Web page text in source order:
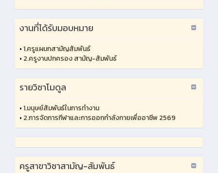
งานที่ได้รับมอบหมาย
•1.ครูแผนกสามัญสัมพันธ์
• 2.ครูงานปกครอง สามัญ-สัมพันธ์
รายวิชาโมดูล
•1.มนุษย์สัมพันธ์ในการทำงาน
• 2.การจัดการกีฬาและการออกกำลังกายเพื่ออาชีพ 2569
ครูสาขาวิชาสามัญ-สัมพันธ์